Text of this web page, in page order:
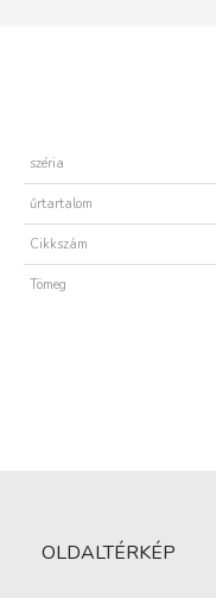
széria
űrtartalom
Cikkszám
Tömeg
OLDALTÉRKÉP